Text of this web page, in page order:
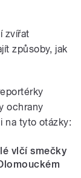
zvířat
způsoby, jak
ochrany
na tyto otázky:
vlčí smečky